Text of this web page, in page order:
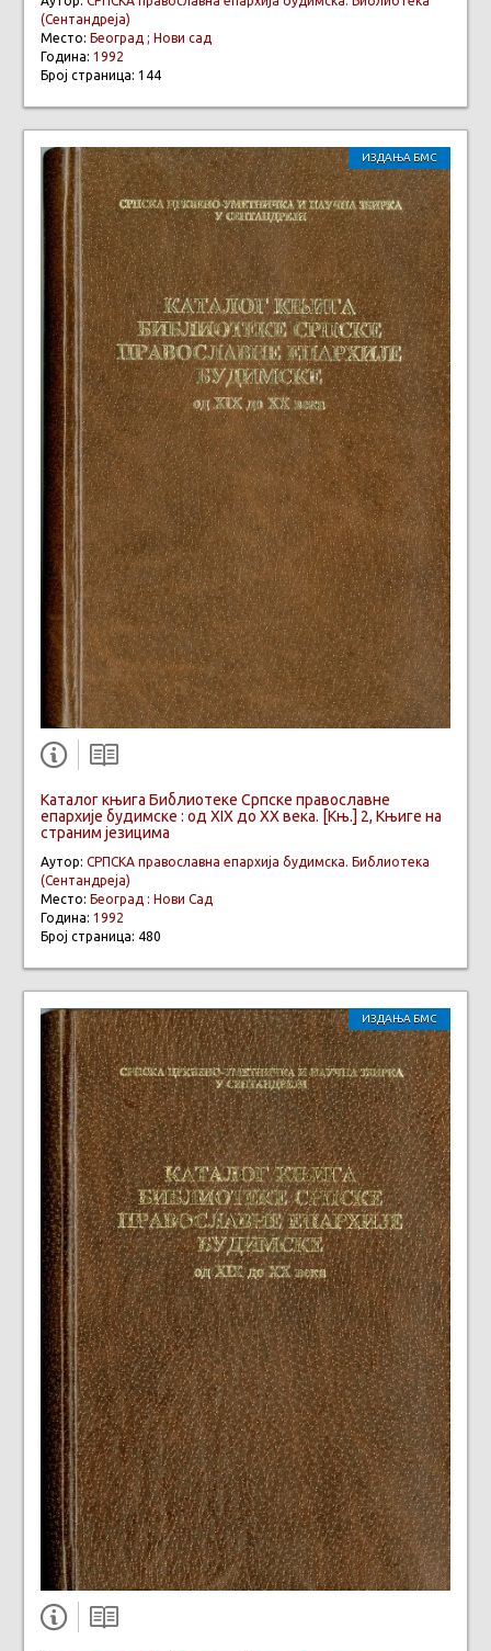
(Сентандреја)
Место: Београд ; Нови сад
Година: 1992
Број страница: 144
ИЗДАЊА БМС
Каталог књига Библиотеке Српске православне
епархије будимске : од XIX до XX века. [Књ.] 2, Књиге на
страним језицима
Аутор: СРПСКА православна епархија будимска. Библиотека
(Сентандреја)
Место: Београд : Нови Сад
Година: 1992
Број страница: 480
ИЗДАЊА БМС